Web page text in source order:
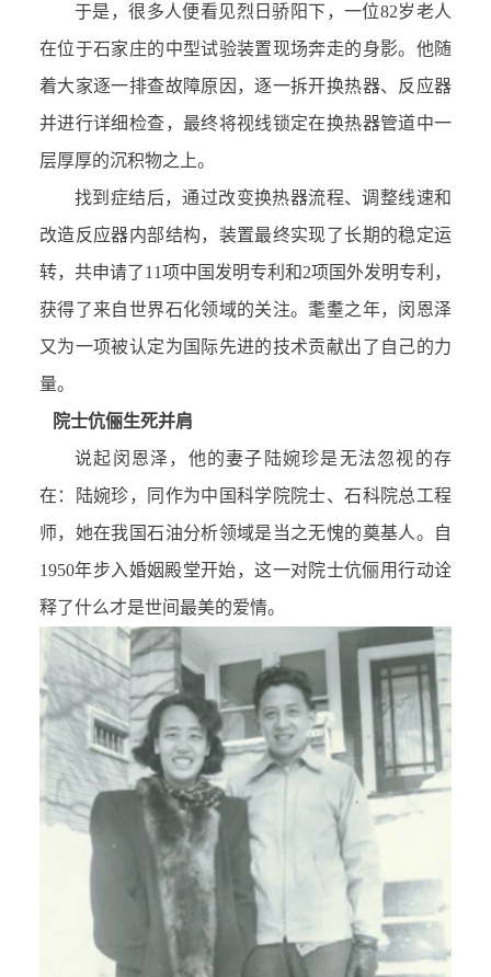
于是，很多人便看见烈日骄阳下，一位82岁老人
在位于石家庄的中型试验装置现场奔走的身影。他随
着大家逐一排查故障原因，逐一拆开换热器、反应器
并进行详细检查，最终将视线锁定在换热器管道中一
层厚厚的沉积物之上。
找到症结后，通过改变换热器流程、调整线速和
改造反应器内部结构，装置最终实现了长期的稳定运
转，共申请了11项中国发明专利和2项国外发明专利，
获得了来自世界石化领域的关注。耄耋之年，闵恩泽
又为一项被认定为国际先进的技术贡献出了自己的力
量。
院士伉俪生死并肩
说起闵恩泽，他的妻子陆婉珍是无法忽视的存
在：陆婉珍，同作为中国科学院院士、石科院总工程
师，她在我国石油分析领域是当之无愧的奠基人。自
1950年步入婚姻殿堂开始，这一对院士伉俪用行动诠
释了什么才是世间最美的爱情。